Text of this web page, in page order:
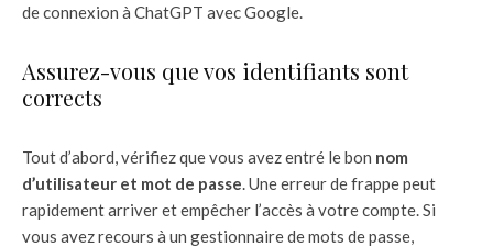
de connexion à ChatGPT avec Google.
Assurez-vous que vos identifiants sont
corrects
Tout d’abord, vérifiez que vous avez entré le bon nom
d’utilisateur et mot de passe. Une erreur de frappe peut
rapidement arriver et empêcher l’accès à votre compte. Si
vous avez recours à un gestionnaire de mots de passe,